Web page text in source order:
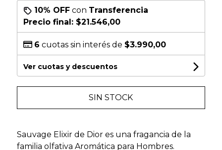
10% OFFcon Transferencia
Precio final: $21.546,00
6 cuotas sin interés de $3.990,00
Ver cuotas y descuentos
SIN STOCK
Sauvage Elixir de Dior es una fragancia de la
familia olfativa Aromática para Hombres.